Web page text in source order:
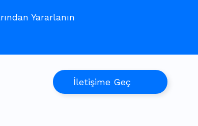
Yararlanın
İletişime Geç